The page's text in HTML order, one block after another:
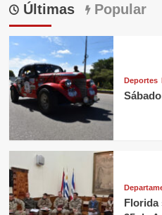
Últimas Popular
Deportes
Florida